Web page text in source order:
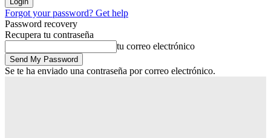
Forgot your password? Get help
Password recovery
Recupera tu contraseña
tu correo electrónico
Se te ha enviado una contraseña por correo electrónico.